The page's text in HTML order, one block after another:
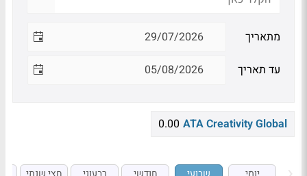
מתאריך
עד תאריך
ATA Creativity Global
0.00